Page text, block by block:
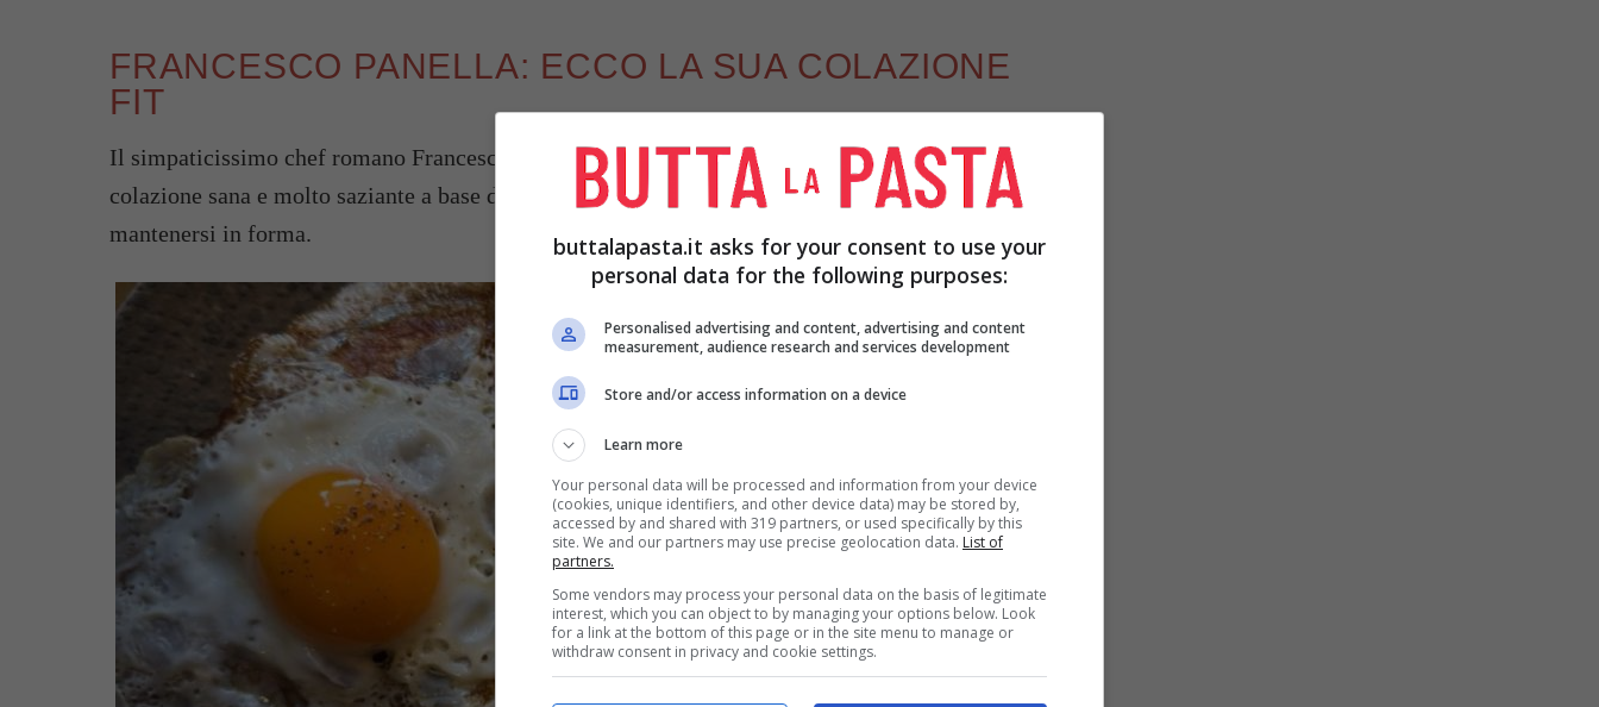
FRANCESCO PANELLA: ECCO LA SUA COLAZIONE
FIT
Il simpaticissimo chef romano Francesco Panella svela che cosa mangia a colazione: una
colazione sana e molto saziante a base di prodotti tipici italiani. Ottima per chi vuole
mantenersi in forma.
buttalapasta.it asks for your consent to use your
personal data for the following purposes:
Personalised advertising and content, advertising and content
measurement, audience research and services development
Store and/or access information on a device
Learn more
Your personal data will be processed and information from your device
(cookies, unique identifiers, and other device data) may be stored by,
accessed by and shared with 319 partners, or used specifically by this
site. We and our partners may use precise geolocation data. List of
partners.
Some vendors may process your personal data on the basis of legitimate
interest, which you can object to by managing your options below. Look
for a link at the bottom of this page or in the site menu to manage or
withdraw consent in privacy and cookie settings.